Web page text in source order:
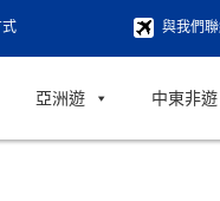
與我們
亞洲遊 中東非遊